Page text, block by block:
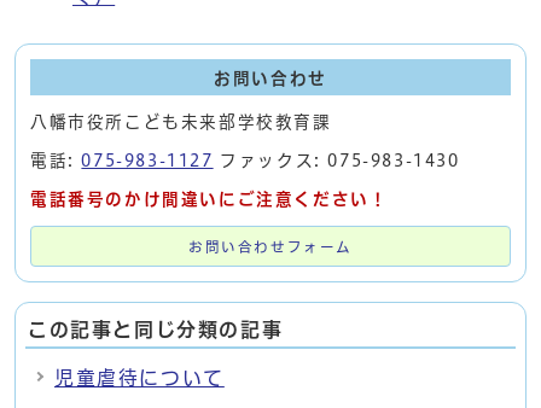
お問い合わせ
八幡市役所こども未来部学校教育課
電話:075-983-1127 ファックス: 075-983-1430
電話番号のかけ間違いにご注意ください！
お問い合わせフォーム
この記事と同じ分類の記事
児童虐待について